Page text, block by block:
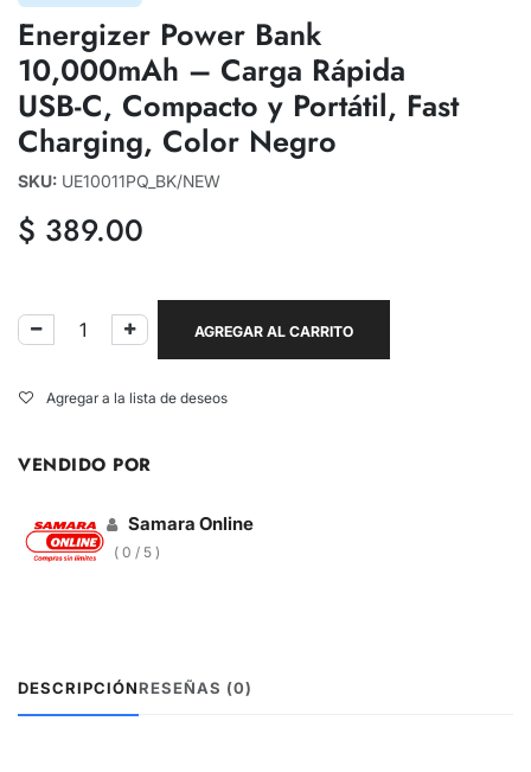
Energizer Power Bank
10,000mAh – Carga Rápida
USB-C, Compacto y Portátil, Fast
Charging, Color Negro
SKU: UE10011PQ_BK/NEW
$ 389.00
AGREGAR AL CARRITO
Agregar a la lista de deseos
VENDIDO POR
Samara Online
( 0 / 5 )
DESCRIPCIÓNRESEÑAS (0)